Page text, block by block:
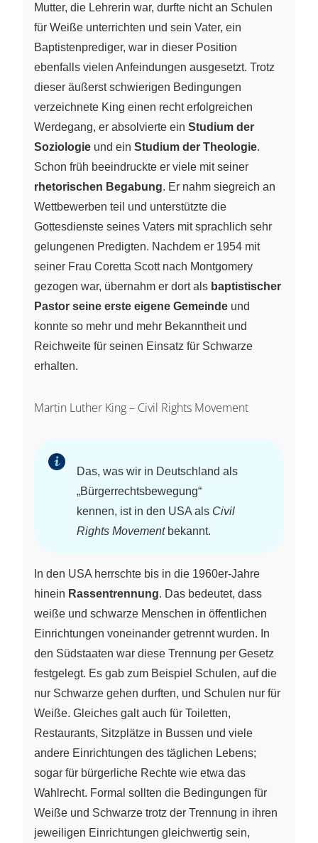
Mutter, die Lehrerin war, durfte nicht an Schulen
für Weiße unterrichten und sein Vater, ein
Baptistenprediger, war in dieser Position
ebenfalls vielen Anfeindungen ausgesetzt. Trotz
dieser äußerst schwierigen Bedingungen
verzeichnete King einen recht erfolgreichen
Werdegang, er absolvierte ein Studium der
Soziologie und ein Studium der Theologie.
Schon früh beeindruckte er viele mit seiner
rhetorischen Begabung. Er nahm siegreich an
Wettbewerben teil und unterstützte die
Gottesdienste seines Vaters mit sprachlich sehr
gelungenen Predigten. Nachdem er 1954 mit
seiner Frau Coretta Scott nach Montgomery
gezogen war, übernahm er dort als baptistischer
Pastor seine erste eigene Gemeinde und
konnte so mehr und mehr Bekanntheit und
Reichweite für seinen Einsatz für Schwarze
erhalten.
Martin Luther King – Civil Rights Movement
Das, was wir in Deutschland als
„Bürgerrechtsbewegung“
kennen, ist in den USA als Civil
Rights Movementbekannt.
In den USA herrschte bis in die 1960er-Jahre
hinein Rassentrennung. Das bedeutet, dass
weiße und schwarze Menschen in öffentlichen
Einrichtungen voneinander getrennt wurden. In
den Südstaaten war diese Trennung per Gesetz
festgelegt. Es gab zum Beispiel Schulen, auf die
nur Schwarze gehen durften, und Schulen nur für
Weiße. Gleiches galt auch für Toiletten,
Restaurants, Sitzplätze in Bussen und viele
andere Einrichtungen des täglichen Lebens;
sogar für bürgerliche Rechte wie etwa das
Wahlrecht. Formal sollten die Bedingungen für
Weiße und Schwarze trotz der Trennung in ihren
jeweiligen Einrichtungen gleichwertig sein,